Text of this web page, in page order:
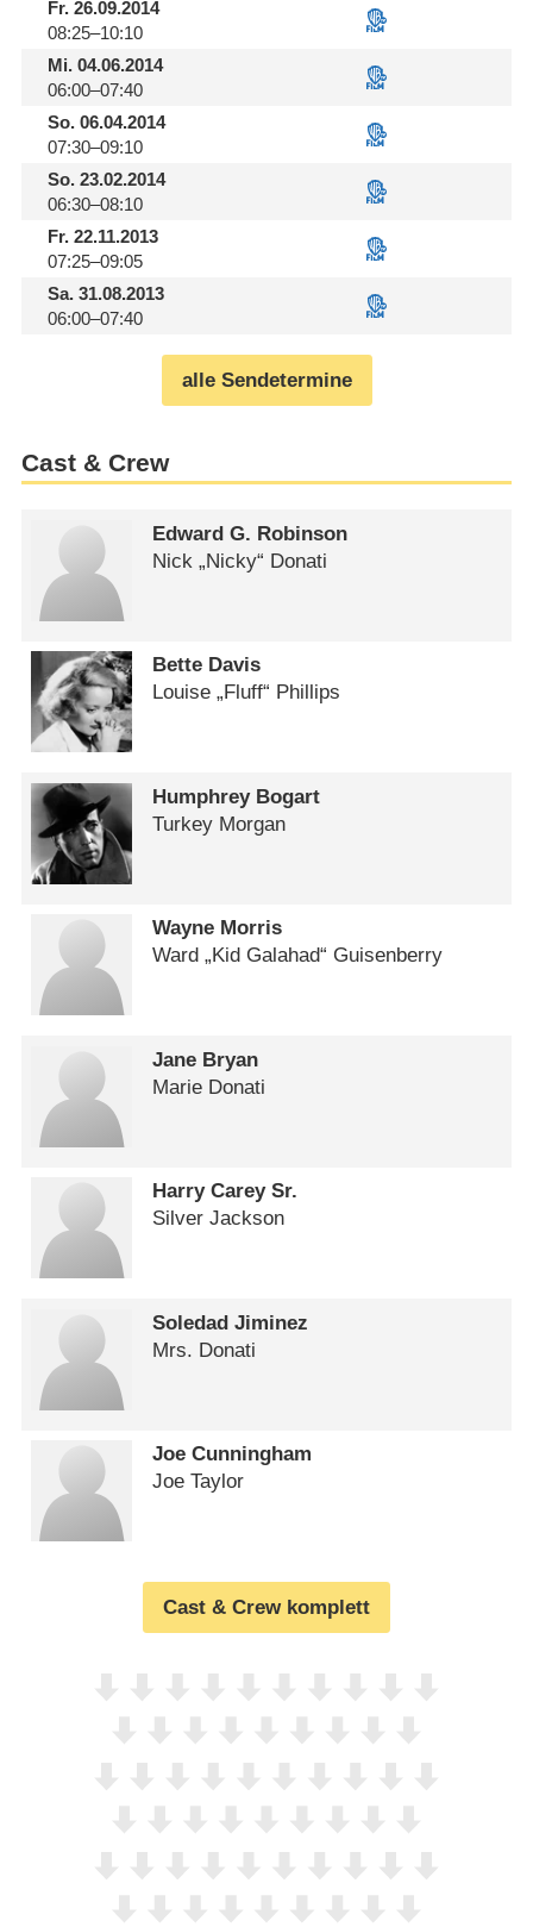
Fr.26.09.2014
08:25–10:10
Mi.04.06.2014
06:00–07:40
So.06.04.2014
07:30–09:10
So.23.02.2014
06:30–08:10
Fr.22.11.2013
07:25–09:05
Sa.31.08.2013
06:00–07:40
alle Sendetermine
Cast & Crew
Edward G. Robinson
Nick „Nicky“ Donati
Bette Davis
Louise „Fluff“ Phillips
Humphrey Bogart
Turkey Morgan
Wayne Morris
Ward „Kid Galahad“ Guisenberry
Jane Bryan
Marie Donati
Harry Carey Sr.
Silver Jackson
Soledad Jiminez
Mrs. Donati
Joe Cunningham
Joe Taylor
Cast & Crew komplett